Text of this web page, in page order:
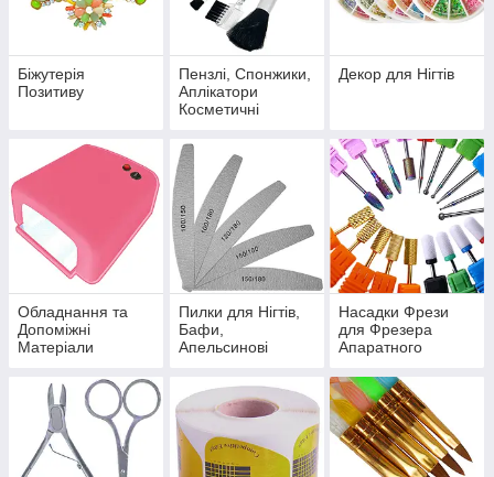
Біжутерія
Позитиву
Пензлі, Спонжики,
Аплікатори
Косметичні
Декор для Нігтів
Обладнання та
Допоміжні
Матеріали
Пилки для Нігтів,
Бафи,
Апельсинові
Насадки Фрези
для Фрезера
Апаратного
Педикюру